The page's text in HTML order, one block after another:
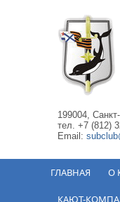
199004,
тел. +7 (812)
Email:
ГЛАВНАЯ О
КАЮТ-